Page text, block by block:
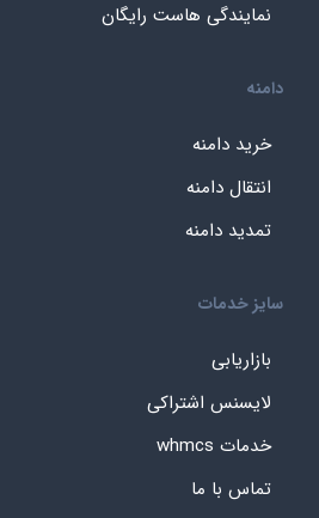
نمایندگی هاست رایگان
دامنه
خرید دامنه
انتقال دامنه
تمدید دامنه
سایز خدمات
بازاریابی
لایسنس اشتراکی
خدمات whmcs
تماس با ما